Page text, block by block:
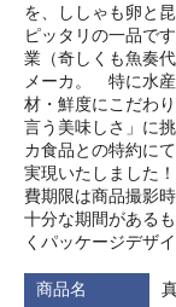
を、ししゃも卵と
ピッタリの一品で
業（奇しくも魚奏
メーカ。 特に水
材・鮮度にこだわ
言う美味しさ」に
カ食品との特約に
実現いたしました
費期限は商品撮影
十分な期間がある
くパッケージデザ
商品名